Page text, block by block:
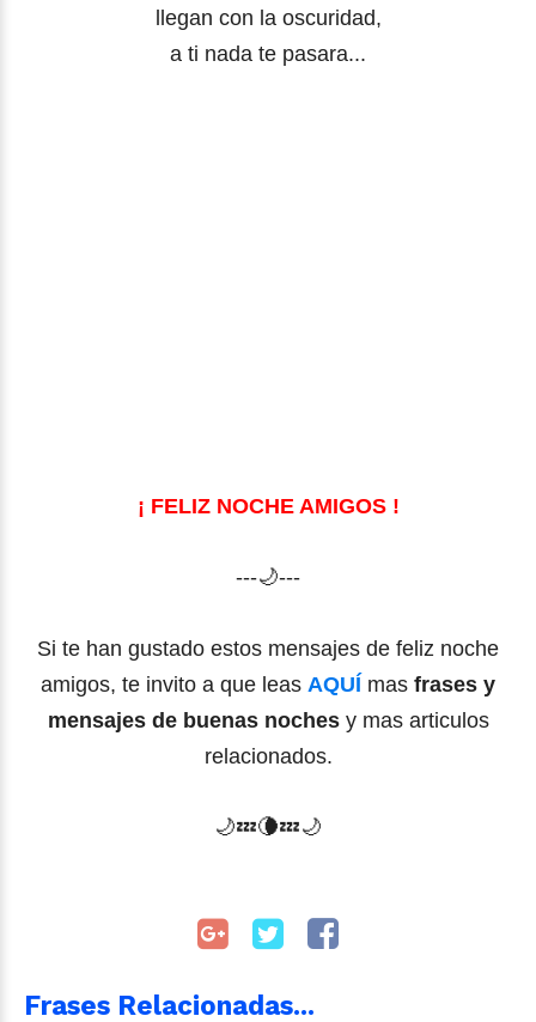
llegan con la oscuridad,
a ti nada te pasara...
¡ FELIZ NOCHE AMIGOS !
---🌙---
Si te han gustado estos mensajes de feliz noche
amigos, te invito a que leas AQUÍ mas frases y
mensajes de buenas nochesy mas articulos
relacionados.
🌙💤🌘💤🌙
Frases Relacionadas...